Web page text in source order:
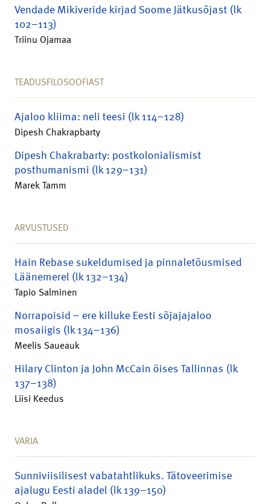
Vendade Mikiveride kirjad Soome Jätkusõjast (lk
102–113)
Triinu Ojamaa
TEADUSFILOSOOFIAST
Ajaloo kliima: neli teesi (lk 114–128)
Dipesh Chakrapbarty
Dipesh Chakrabarty: postkolonialismist
posthumanismi (lk 129–131)
Marek Tamm
ARVUSTUSED
Hain Rebase sukeldumised ja pinnaletõusmised
Läänemerel (lk 132–134)
Tapio Salminen
Norrapoisid – ere killuke Eesti sõjajajaloo
mosaiigis (lk 134–136)
Meelis Saueauk
Hilary Clinton ja John McCain öises Tallinnas (lk
137–138)
Liisi Keedus
VARIA
Sunniviisilisest vabatahtlikuks. Tätoveerimise
ajalugu Eesti aladel (lk 139–150)